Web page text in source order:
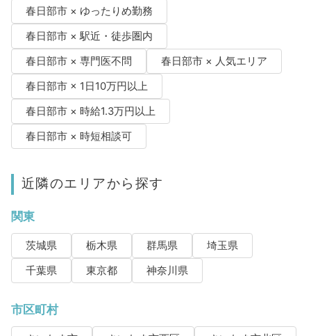
春日部市 × ゆったりめ勤務
春日部市 × 駅近・徒歩圏内
春日部市 × 専門医不問
春日部市 × 人気エリア
春日部市 × 1日10万円以上
春日部市 × 時給1.3万円以上
春日部市 × 時短相談可
近隣のエリアから探す
関東
茨城県 栃木県 群馬県
埼玉県
千葉県
東京都 神奈川県
市区町村